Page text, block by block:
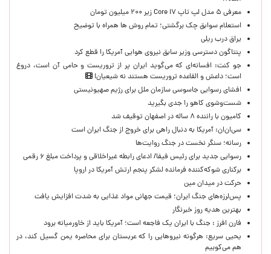
معرفی ۵ مدل لپ تاپ Core i۷ زیر ۲۰۰ میلیون تومان
استعلام سوابق چک برگشتی؛ تمام روش ها همراه با توضیح
یراق درب ریلی
پنتاگون دسترسی وزیر سابق نیروی هوایی آمریکا را قطع کرد
جو کنت: افسانه‌ای که می‌گوید ایران پر از تروریست و حامی آن است، دروغ
است؛ داعش و القاعده تروریست هستند نه شیعیان!
افشای رسوایی جاسوسی سازمان ملل برای رژیم صهیونیستی
شست‌وشوی کاهو را جدی بگیرید
کامیون با راننده ۸ ساله در اصفهان توقیف شد
سی‌ان‌ان: آمریکا به دنبال راهی برای خروج از جنگ ایران است
رسانه؛ سنگر نخست در جنگ روایت‌ها
رسوایی جدید برای رئیس فیفا/ ادعای رابطه غیراخلاقی و پرداخت مبلغ ۶ رقمی
برکناری شوکه‌کننده فرمانده لشکر پنجم ارتش آمریکا در اروپا
حركت در ميدان مين
پس‌لرزه‌های جنگ ایران؛ قیمت جهانی مواد غذایی به شدت افزایش یافت
بهترین هدیه روز خبرنگار
فارن افرز : جنگ با ایران یک فاجعه است؛ آمریکا باید از خاورمیانه برود
یحیی سریع: هرگونه نیروهایی را که عربستان برای محاصره یمن گسیل کند، در
هم می‌کوبیم